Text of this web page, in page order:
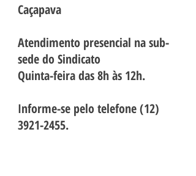
Caçapava
Atendimento presencial na sub-
sede do Sindicato
Quinta-feira das 8h às 12h.
Informe-se pelo telefone(12)
3921-2455.